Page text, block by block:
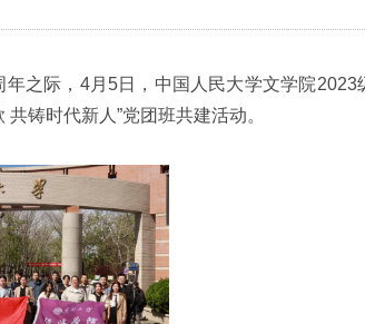
之际，4月5日，中国人民大学文学院2023
铸时代新人”党团班共建活动。